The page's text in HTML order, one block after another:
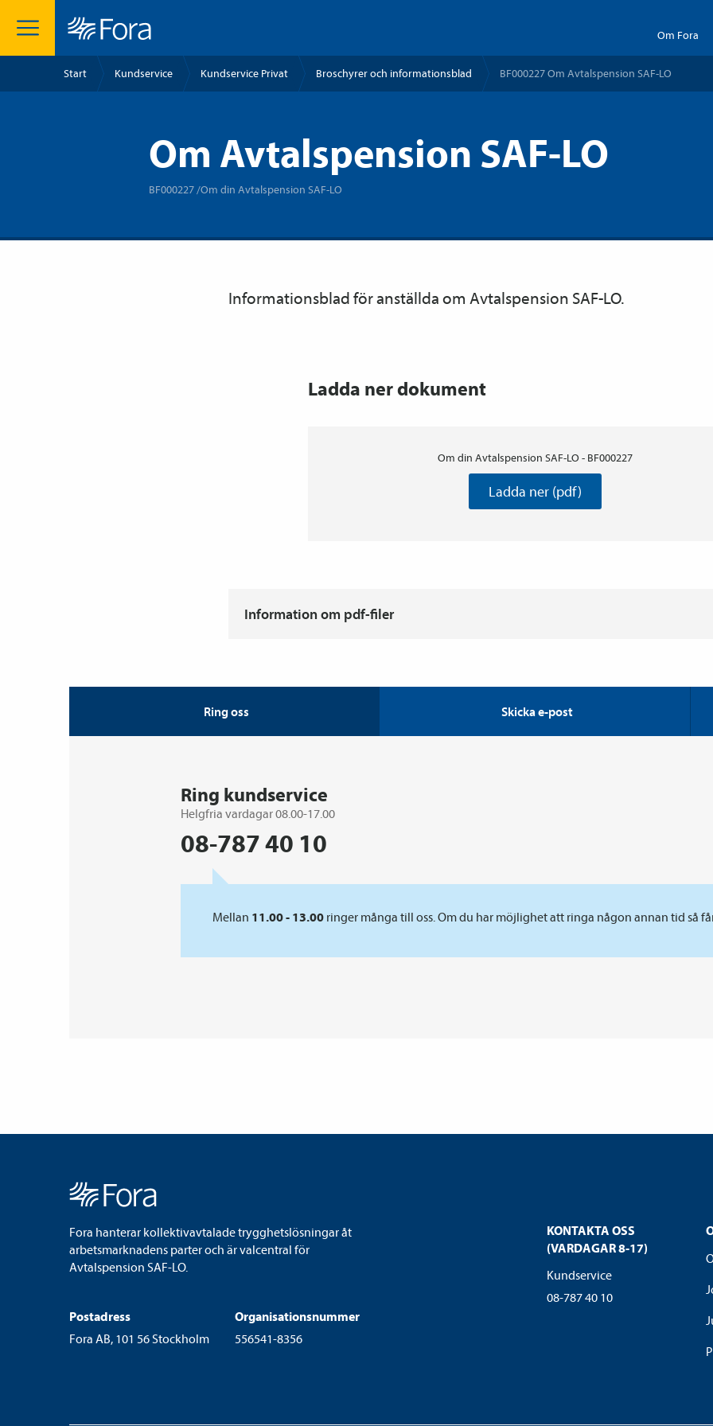
Om Fora
Start Kundservice Kundservice Privat Broschyrer och informationsblad BF000227 Om Avtals­pension SAF-LO
Om Avtalspension SAF-LO
BF000227 /Om din Avtalspension SAF-LO
Informationsblad för anställda om Avtals­pension SAF-LO.
Ladda ner dokument
Om din Avtalspension SAF-LO - BF000227
Ladda ner (pdf)
Information om pdf-filer
Ring oss Skicka e-post
Ring kundservice
Helgfria vardagar 08.00-17.00
08-787 40 10
Mellan 11.00 - 13.00 ringer många till oss. Om du har möjlighet att ringa någon annan tid så
KONTAKTA OSS
(VARDAGAR 8-17)
Kundservice
08-787 40 10
Fora hanterar kollektivavtalade trygghetslösningar åt
arbetsmarknadens parter och är valcentral för
Avtalspension SAF-LO.
Postadress
Fora AB, 101 56 Stockholm
Organisationsnummer
556541-8356